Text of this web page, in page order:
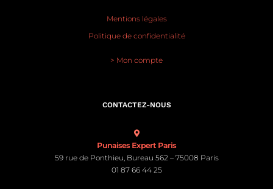
Mentions légales
Politique de confidentialité
> Mon compte
CONTACTEZ-NOUS
Punaises Expert Paris
59 rue de Ponthieu, Bureau 562 – 75008 Paris
01 87 66 44 25